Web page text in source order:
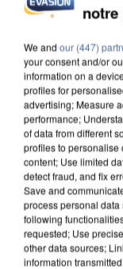
INCENDIES :
We and our (447)
your consent and/or
information on a
profiles for
advertising; Measure
performance;
of data from different
profiles to personalise
content; Use limited
detect fraud, and fix
Save and
process personal
following
requested; Use
other data sources;
information